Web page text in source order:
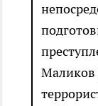
Маликов